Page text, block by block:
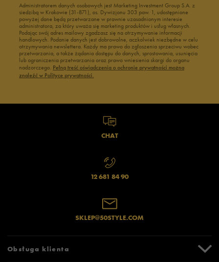
Administratorem danych osobowych jest Marketing Investment Group S.A. z
siedzibą w Krakowie (31-871), os. Dywizjonu 303 paw. 1, udostępnione
powyżej dane będą przetwarzane w prawnie uzasadnionym interesie
administratora, za który uważa się marketing produktów i usług własnych.
Podając swój adres mailowy zgadzasz się na otrzymywanie informacji
handlowych. Podanie danych jest dobrowolne, aczkolwiek niezbędne w celu
otrzymywania newslettera. Każdy ma prawo do zgłoszenia sprzeciwu wobec
przetwarzania, a także żądania dostępu do danych, sprostowania, usunięcia
lub ograniczenia przetwarzania oraz prawo wniesienia skargi do organu
nadzorczego. Pełną treść oświadczenia o ochronie prywatności można
znaleźć w Polityce prywatności.
CHAT
12 681 84 90
SKLEP@50STYLE.COM
Obsługa klienta